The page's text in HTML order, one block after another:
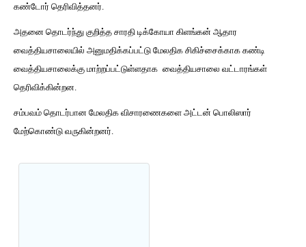
கண்டோர் தெரிவித்தனர்.
அதனை தொடர்ந்து குறித்த சாரதி டிக்கோயா கிளங்கன் ஆதார
வைத்தியசாலையில் அனுமதிக்கப்பட்டு மேலதிக சிகிச்சைக்காக கண்டி
வைத்தியசாலைக்கு மாற்றப்பட்டுள்ளதாக வைத்தியசாலை வட்டாரங்கள்
தெரிவிக்கின்றன.
சம்பவம் தொடர்பான மேலதிக விசாரணைகளை அட்டன் பொலிஸார்
மேற்கொண்டு வருகின்றனர்.